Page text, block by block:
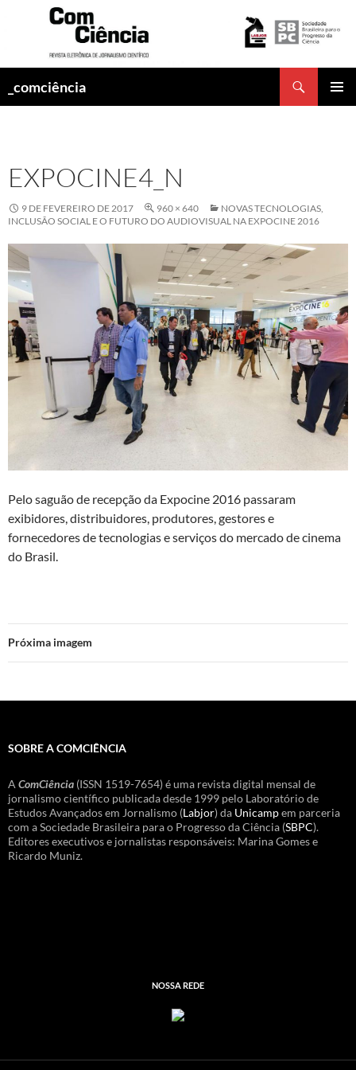
_comciência
EXPOCINE4_N
9 DE FEVEREIRO DE 2017 960 × 640
NOVAS TECNOLOGIAS,
INCLUSÃO SOCIAL E O FUTURO DO AUDIOVISUAL NA EXPOCINE 2016
Pelo saguão de recepção da Expocine 2016 passaram
exibidores, distribuidores, produtores, gestores e
fornecedores de tecnologias e serviços do mercado de cinema
do Brasil.
Próxima imagem
SOBRE A COMCIÊNCIA
A ComCiência (ISSN 1519-7654) é uma revista digital mensal de
jornalismo científico publicada desde 1999 pelo Laboratório de
Estudos Avançados em Jornalismo (Labjor) da Unicampem parceria
com a Sociedade Brasileira para o Progresso da Ciência (SBPC).
Editores executivos e jornalistas responsáveis: Marina Gomes e
Ricardo Muniz.
NOSSA REDE